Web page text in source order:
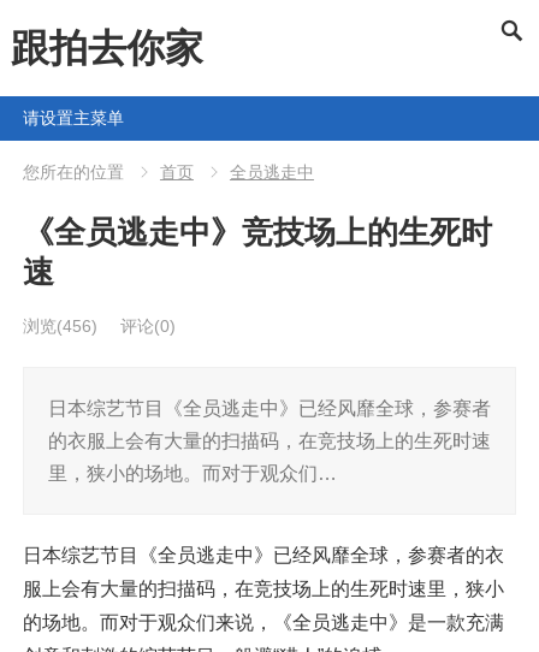
跟拍去你家
请设置主菜单
您所在的位置 首页 全员逃走中
《全员逃走中》竞技场上的生死时
速
浏览(456) 评论(0)
日本综艺节目《全员逃走中》已经风靡全球，参赛者
的衣服上会有大量的扫描码，在竞技场上的生死时速
里，狭小的场地。而对于观众们…
日本综艺节目《全员逃走中》已经风靡全球，参赛者的衣
服上会有大量的扫描码，在竞技场上的生死时速里，狭小
的场地。而对于观众们来说，《全员逃走中》是一款充满